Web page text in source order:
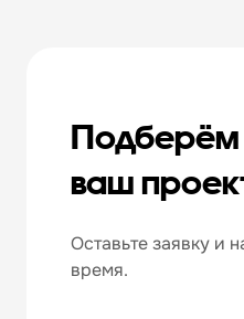
Подберём
ваш
Оставьте заявку и
время.